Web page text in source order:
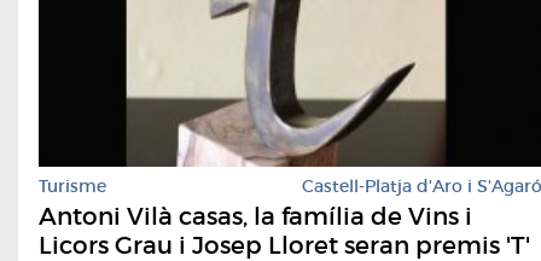
Turisme Castell-Platja d'Aro i S'Agaró
Antoni Vilà casas, la família de Vins i
Licors Grau i Josep Lloret seran premis 'T'